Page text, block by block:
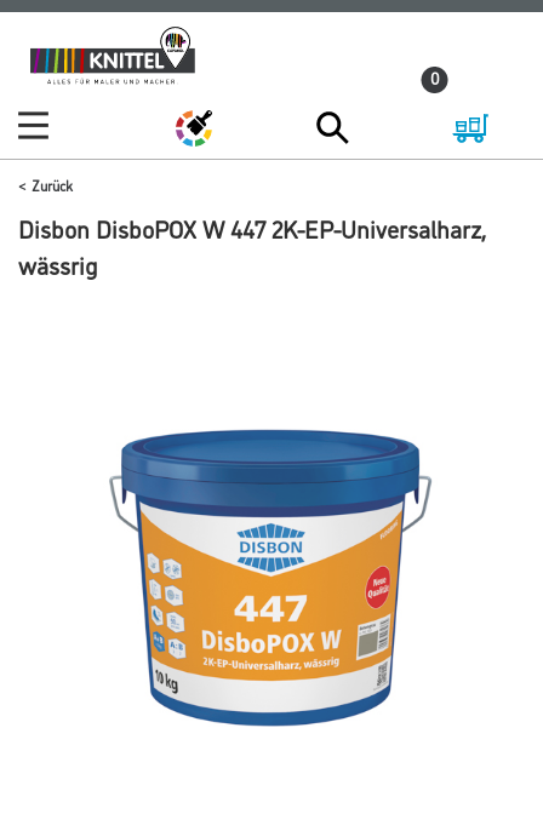
Zum
Inhalt
Zum
Navigationsmenü
0
Zurück
Disbon DisboPOX W 447 2K-EP-Universalharz,
wässrig